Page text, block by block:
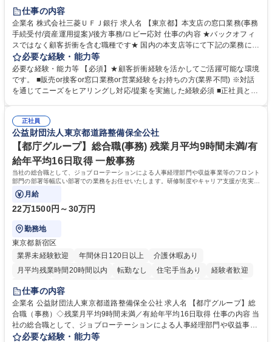
土日祝休み
仕事の内容
企業名 株式会社三菱ＵＦＪ銀行 求人名 【東京都】本支店の窓口業務(事務
手続受付/資産運用提案)/後方事務/ロビー応対 仕事の内容 ★バックオフィ
スではなく顧客折衝を含む職種です★ 国内の本支店等にて下記の業務に従
事していただきます。 ■窓口/後方/ロビーにて事務手続等の受付・オペレ
ーション、お客様対応 ■窓口にて、ご来店された個人のお客様に対して金
融商品のご提案 ■効率的な事務運用の検討・構築等 ≪業務紹介：ご応募前
に必ずご覧ください≫ ※記事 https://www.mysite.bk.mufg.jp/career/circle/
必要な経験・能力等
必要な経験・能力等 【必須】★顧客折衝経験を活かしてご活躍可能な環境
です。 ■販売or接客or窓口業務or営業経験をお持ちの方(業界不問) ※対話
を通じてニーズをヒアリングし対応/提案を実施した経験必須 ■正社員とし
るので安心して入行いただけます。 幅広いキャリアの選択肢があり、公募
や社内副業等を活用し、 一人ひとりが挑戦できるカルチャーが浸透してい
ます。 学歴・資格 学歴：大学院 大学 高専 短大 専修学校 高校 語学力：
資格：
正社員
公益財団法人東京都道路整備保全公社
【都庁グループ】総合職(事務) 残業月平均9時間未満/有
給年平均16日取得 一般事務
当社の総合職として、ジョブローテーションによる人事経理部門や収益事業等のフロント
部門の部署等幅広い部署での業務をお任せいたします。研修制度やキャリア支援が充実し
ております！ ※下記業務詳細
月給
22万1500円～30万円
勤務地
東京都新宿区
業界未経験歓迎
年間休日120日以上
介護休暇あり
月平均残業時間20時間以内
転勤なし 住宅手当あり
経験者歓迎
研修あり
退職金あり
駅近5分以内
資格取得手当あり 食事補助あり
仕事の内容
企業名 公益財団法人東京都道路整備保全公社 求人名 【都庁グループ】総
合職（事務）◇残業月平均9時間未満／有給年平均16日取得 仕事の内容 当
社の総合職として、ジョブローテーションによる人事経理部門や収益事業
等のフロント部門の部署等幅広い部署での業務をお任せいたします。研修
必要な経験・能力等